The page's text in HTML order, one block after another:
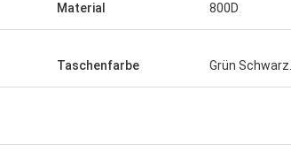
Material 800D
Taschenfarbe Grün Schwarz...